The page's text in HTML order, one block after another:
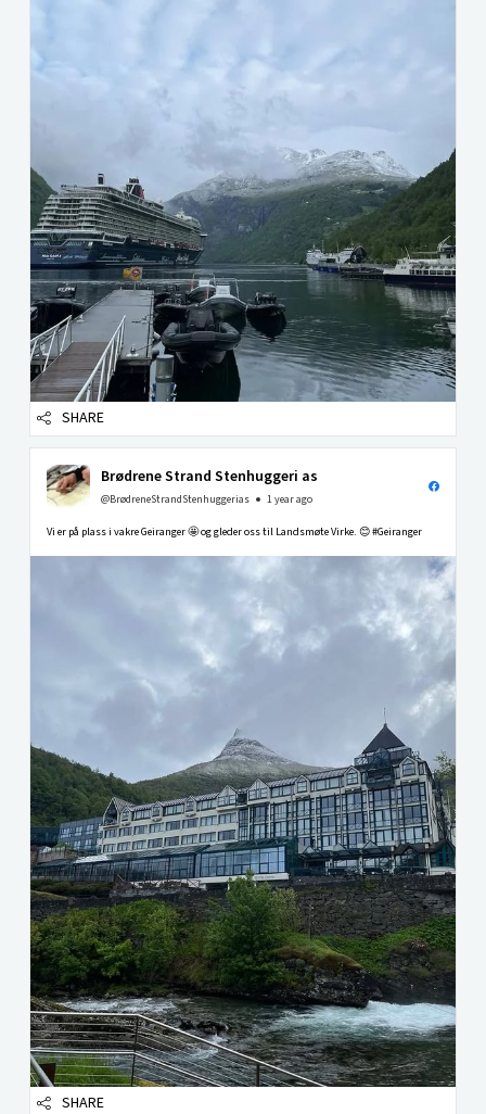
SHARE
Brødrene Strand Stenhuggeri as
@BrødreneStrandStenhuggerias 1 year ago
Vi er på plass i vakre Geiranger 🤩 og gleder oss til Landsmøte Virke. 😊 #Geiranger
SHARE